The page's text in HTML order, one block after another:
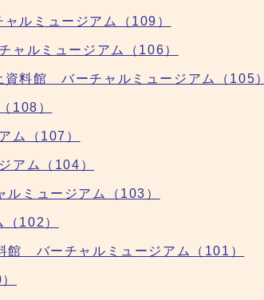
ルミュージアム（109）
ルミュージアム（106）
資料館 バーチャルミュージアム（105）
108）
ム（107）
アム（104）
ミュージアム（103）
102）
バーチャルミュージアム（101）